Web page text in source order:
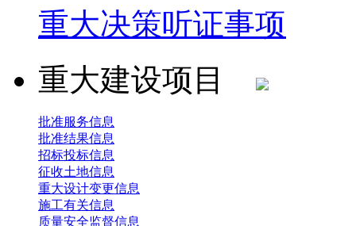
重大决策听证事项
重大建设项目
批准服务信息
批准结果信息
招标投标信息
征收土地信息
重大设计变更信息
施工有关信息
质量安全监督信息